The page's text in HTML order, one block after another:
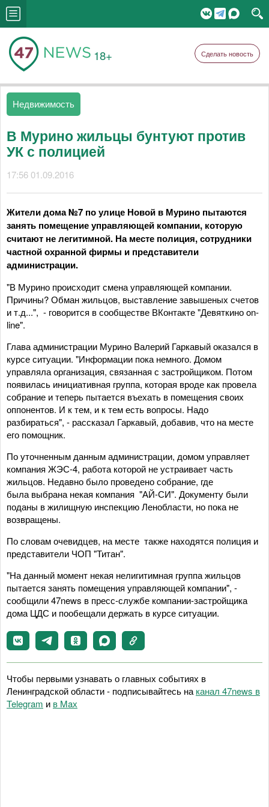
18+ Сделать новость
Недвижимость
В Мурино жильцы бунтуют против
УК с полицией
17:56 01.09.2016
Жители дома №7 по улице Новой в Мурино пытаются
занять помещение управляющей компании, которую
считают не легитимной. На месте полиция, сотрудники
частной охранной фирмы и представители
администрации.
"В Мурино происходит смена управляющей компании.
Причины? Обман жильцов, выставление завышеных счетов
и т.д...", - говорится в сообществе ВКонтакте "Девяткино on-
line".
Глава администрации Мурино Валерий Гаркавый оказался в
курсе ситуации. "Информации пока немного. Домом
управляла организация, связанная с застройщиком. Потом
появилась инициативная группа, которая вроде как провела
собрание и теперь пытается въехать в помещения своих
оппонентов. И к тем, и к тем есть вопросы. Надо
разбираться", - рассказал Гаркавый, добавив, что на месте
его помощник.
По уточненным данным администрации, домом управляет
компания ЖЭС-4, работа которой не устраивает часть
жильцов. Недавно было проведено собрание, где
была выбрана некая компания "АЙ-СИ". Документу были
поданы в жилищную инспекцию Ленобласти, но пока не
возвращены.
По словам очевидцев, на месте также находятся полиция и
представители ЧОП "Титан".
"На данный момент некая нелигитимная группа жильцов
пытается занять помещения управляющей компании", -
сообщили 47news в пресс-службе компании-застройщика
дома ЦДС и пообещали держать в курсе ситуации.
Чтобы первыми узнавать о главных событиях в
Ленинградской области - подписывайтесь на канал 47news в
Telegram и в Maх